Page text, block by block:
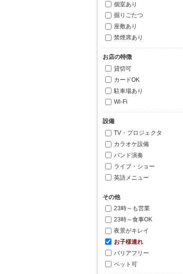
個室あり
掘りごたつ
座敷あり
禁煙席あり
お店の特徴
貸切可
カードOK
駐車場あり
Wi-Fi
設備
TV・プロジェクタ
カラオケ設備
バンド演奏
ライブ・ショー
英語メニュー
その他
23時～も営業
23時～食事OK
夜景がキレイ
お子様連れ
バリアフリー
ペット可